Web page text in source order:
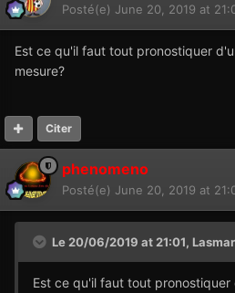
Posté(e) June 20, 2019 at
Est ce qu'il faut tout pronostiquer
mesure?
Citer
phenomeno
Posté(e) June 20, 2019 at
Le 20/06/2019 at 21:01,
Est ce qu'il faut tout